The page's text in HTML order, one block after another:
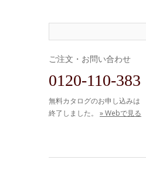
ご注文・お問い合わせ
0120-110-383
無料カタログのお申し込みは
終了しました。 » Webで見る